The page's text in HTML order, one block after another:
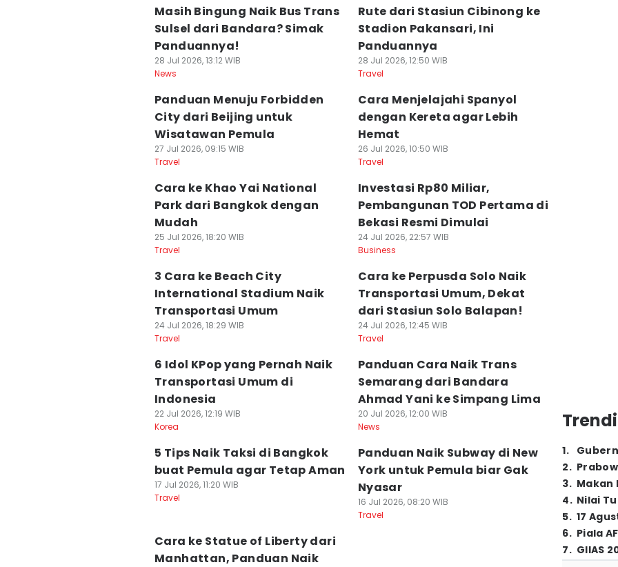
Masih Bingung Naik Bus Trans
Sulsel dari Bandara? Simak
Panduannya!
28 Jul 2026, 13:12 WIB
News
Rute dari Stasiun Cibinong ke
Stadion Pakansari, Ini
Panduannya
28 Jul 2026, 12:50 WIB
Travel
Panduan Menuju Forbidden
City dari Beijing untuk
Wisatawan Pemula
27 Jul 2026, 09:15 WIB
Travel
Cara Menjelajahi Spanyol
dengan Kereta agar Lebih
Hemat
26 Jul 2026, 10:50 WIB
Travel
Cara ke Khao Yai National
Park dari Bangkok dengan
Mudah
25 Jul 2026, 18:20 WIB
Travel
Investasi Rp80 Miliar,
Pembangunan TOD Pertama di
Bekasi Resmi Dimulai
24 Jul 2026, 22:57 WIB
Business
3 Cara ke Beach City
International Stadium Naik
Transportasi Umum
24 Jul 2026, 18:29 WIB
Travel
Cara ke Perpusda Solo Naik
Transportasi Umum, Dekat
dari Stasiun Solo Balapan!
24 Jul 2026, 12:45 WIB
Travel
6 Idol KPop yang Pernah Naik
Transportasi Umum di
Indonesia
22 Jul 2026, 12:19 WIB
Korea
Panduan Cara Naik Trans
Semarang dari Bandara
Ahmad Yani ke Simpang Lima
20 Jul 2026, 12:00 WIB
News
5 Tips Naik Taksi di Bangkok
buat Pemula agar Tetap Aman
17 Jul 2026, 11:20 WIB
Travel
Panduan Naik Subway di New
York untuk Pemula biar Gak
Nyasar
16 Jul 2026, 08:20 WIB
Travel
Cara ke Statue of Liberty dari
Manhattan, Panduan Naik
1.
2.
3. Makan
4. Nilai
5. 17
6. Piala
7. GIIAS